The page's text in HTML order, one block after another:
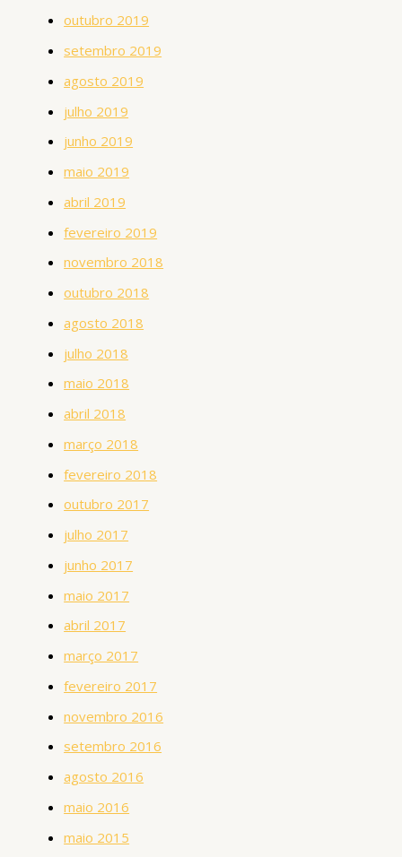
outubro 2019
setembro 2019
agosto 2019
julho 2019
junho 2019
maio 2019
abril 2019
fevereiro 2019
novembro 2018
outubro 2018
agosto 2018
julho 2018
maio 2018
abril 2018
março 2018
fevereiro 2018
outubro 2017
julho 2017
junho 2017
maio 2017
abril 2017
março 2017
fevereiro 2017
novembro 2016
setembro 2016
agosto 2016
maio 2016
maio 2015